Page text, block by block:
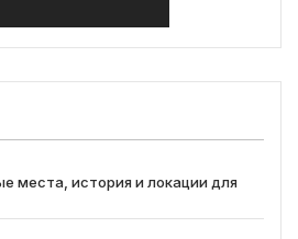
места, история и локации для